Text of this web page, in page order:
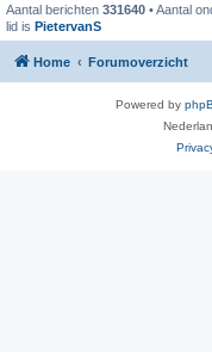
Aantal berichten 331640 • Aantal
lid is PietervanS
Home Forumoverzicht
Powered by